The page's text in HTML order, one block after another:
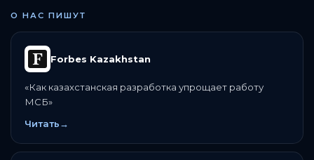
О НАС ПИШУТ
Forbes Kazakhstan
«Как казахстанская разработка упрощает работу
МСБ»
Читать→